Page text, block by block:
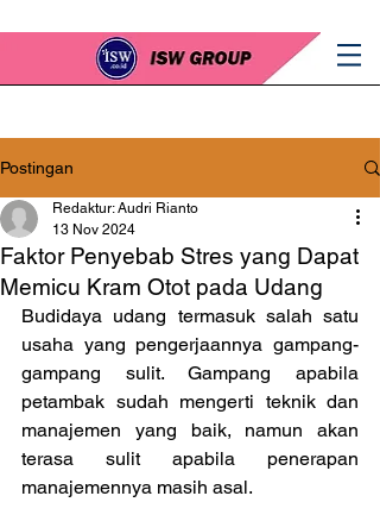
Postingan
Faktor Penyebab Stres yang Dapat
Memicu Kram Otot pada Udang
Redaktur: Audri Rianto
13 Nov 2024
Budidaya udang termasuk salah satu
usaha yang pengerjaannya gampang-
gampang sulit. Gampang apabila
petambak sudah mengerti teknik dan
manajemen yang baik, namun akan
terasa sulit apabila penerapan
manajemennya masih asal.